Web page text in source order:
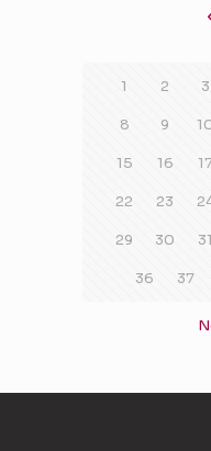
1 2 3
8 9
15 16
22 23
29 30 31
36 37